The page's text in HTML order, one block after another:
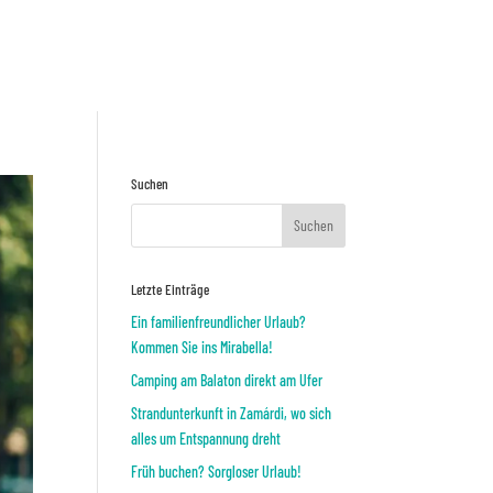
Suchen
Letzte Einträge
Ein familienfreundlicher Urlaub?
Kommen Sie ins Mirabella!
Camping am Balaton direkt am Ufer
Strandunterkunft in Zamárdi, wo sich
alles um Entspannung dreht
Früh buchen? Sorgloser Urlaub!